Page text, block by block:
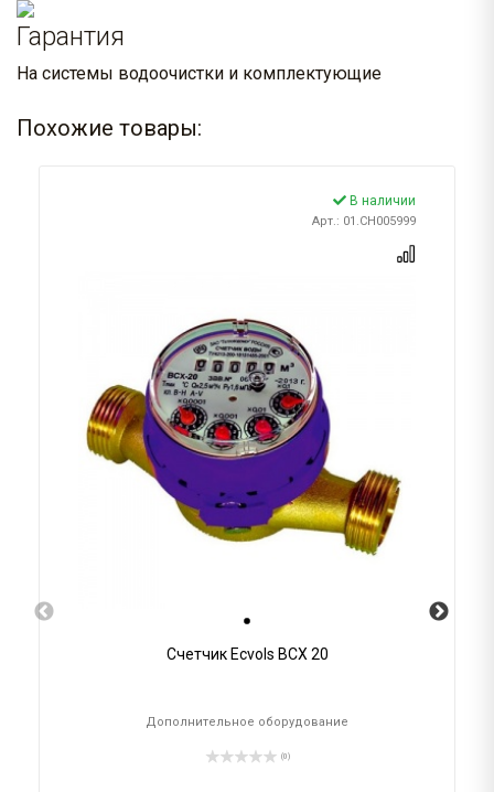
Гарантия
На системы водоочистки и комплектующие
Похожие товары:
В наличии
Арт.: 01.CH005999
Счетчик Ecvols ВСХ 20
Дополнительное оборудование
(0)